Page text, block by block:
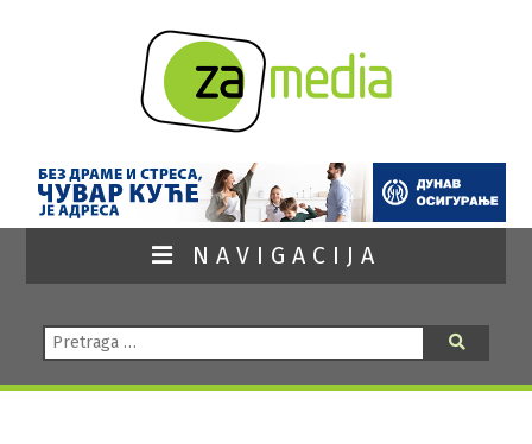
NAVIGACIJA
Pretraga: